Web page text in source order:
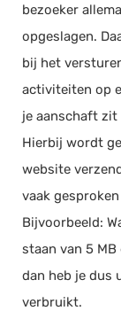
Offerte
Planning
Werkbonnen
Webshop
Kassa
bezoeker
opgeslagen.
bij het
activiteiten op
je aanschaft zit
Hierbij wordt
website
vaak
Bijvoorbeeld:
staan van 5
dan heb je dus
verbruikt.